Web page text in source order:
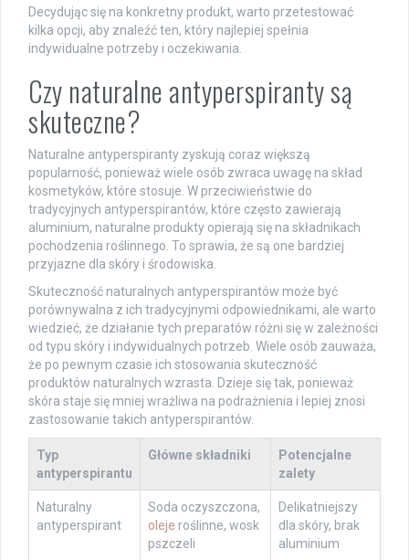
Decydując się na konkretny produkt, warto przetestować
kilka opcji, aby znaleźć ten, który najlepiej spełnia
indywidualne potrzeby i oczekiwania.
Czy naturalne antyperspiranty są
skuteczne?
Naturalne antyperspiranty zyskują coraz większą
popularność, ponieważ wiele osób zwraca uwagę na skład
kosmetyków, które stosuje. W przeciwieństwie do
tradycyjnych antyperspirantów, które często zawierają
aluminium, naturalne produkty opierają się na składnikach
pochodzenia roślinnego. To sprawia, że są one bardziej
przyjazne dla skóry i środowiska.
Skuteczność naturalnych antyperspirantów może być
porównywalna z ich tradycyjnymi odpowiednikami, ale warto
wiedzieć, że działanie tych preparatów różni się w zależności
od typu skóry i indywidualnych potrzeb. Wiele osób zauważa,
że po pewnym czasie ich stosowania skuteczność
produktów naturalnych wzrasta. Dzieje się tak, ponieważ
skóra staje się mniej wrażliwa na podrażnienia i lepiej znosi
zastosowanie takich antyperspirantów.
Typ
antyperspirantu
Główne składniki
Potencjalne
zalety
Naturalny
antyperspirant
Soda oczyszczona,
oleje roślinne, wosk
pszczeli
Delikatniejszy
dla skóry, brak
aluminium